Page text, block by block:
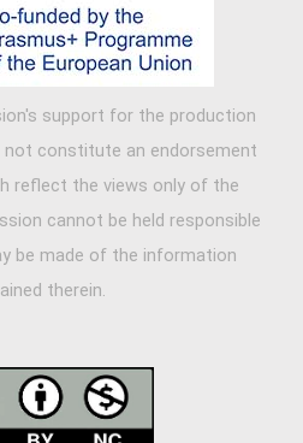
support for the production
constitute an endorsement
reflect the views only of the
cannot be held responsible
be made of the information
therein.